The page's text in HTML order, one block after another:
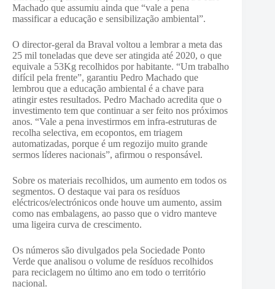
Machado que assumiu ainda que “vale a pena
massificar a educação e sensibilização ambiental”.
O director-geral da Braval voltou a lembrar a meta das
25 mil toneladas que deve ser atingida até 2020, o que
equivale a 53Kg recolhidos por habitante. “Um trabalho
difícil pela frente”, garantiu Pedro Machado que
lembrou que a educação ambiental é a chave para
atingir estes resultados. Pedro Machado acredita que o
investimento tem que continuar a ser feito nos próximos
anos. “Vale a pena investirmos em infra-estruturas de
recolha selectiva, em ecopontos, em triagem
automatizadas, porque é um regozijo muito grande
sermos líderes nacionais”, afirmou o responsável.
Sobre os materiais recolhidos, um aumento em todos os
segmentos. O destaque vai para os resíduos
eléctricos/electrónicos onde houve um aumento, assim
como nas embalagens, ao passo que o vidro manteve
uma ligeira curva de crescimento.
Os números são divulgados pela Sociedade Ponto
Verde que analisou o volume de resíduos recolhidos
para reciclagem no último ano em todo o território
nacional.